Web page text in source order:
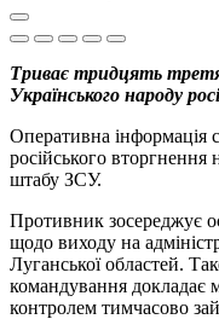
Триває тридцять
Українського народу
Оперативна інформація
російського вторгнення
штабу ЗСУ.
Противник зосереджує
щодо виходу на
Луганської областей.
командування докладає
контролем тимчасово